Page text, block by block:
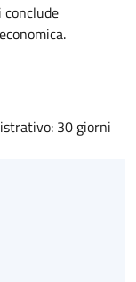
30 giorni